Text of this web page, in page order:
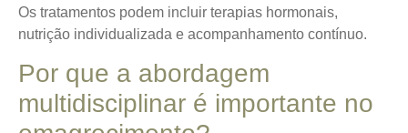
Os tratamentos podem incluir terapias hormonais,
nutrição individualizada e acompanhamento contínuo.
Por que a abordagem
multidisciplinar é importante no